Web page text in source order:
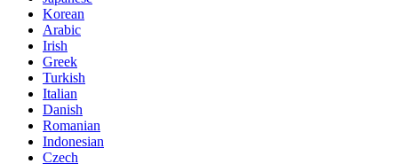
Korean
Arabic
Irish
Greek
Turkish
Italian
Danish
Romanian
Indonesian
Czech